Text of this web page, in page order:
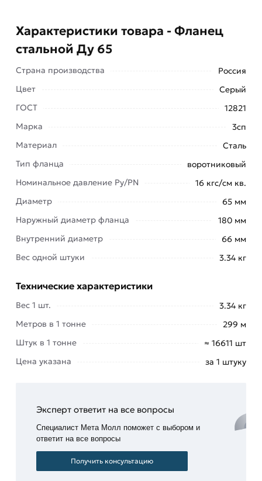
Плоский фланец стальной Ду 65
изготавливается по ГОСТ 12820-80 и
предназначен для присоединения к стальной
приварки.
Рабочими средами для стальных приварных
и
вода;
пар;
газ;
нефть;
воздух;
многие
виды
кислот и
прочих
Характеристики товара - Фланец
стальной Ду 65
Страна производства
Россия
Цвет
Серый
ГОСТ
12821
Марка
3сп
Материал
Сталь
Тип фланца
воротниковый
Номинальное давление Ру/PN
16 кгс/см кв.
Диаметр
65 мм
Наружный диаметр фланца
180 мм
Внутренний диаметр
66 мм
Вес одной штуки
3.34 кг
Технические характеристики
Вес 1 шт.
3.34 кг
Метров в 1 тонне
299 м
Штук в 1 тонне
≈ 16611 шт
Цена указана
за 1 штуку
Эксперт ответит на все вопросы
Специалист Мета Молл поможет с выбором и
ответит на все вопросы
Получить консультацию